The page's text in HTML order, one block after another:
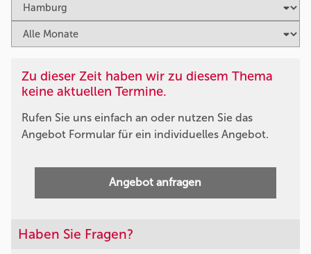
Zu dieser Zeit haben wir zu diesem Thema
keine aktuellen Termine.
Rufen Sie uns einfach an oder nutzen Sie das
Angebot Formular für ein individuelles Angebot.
Angebot anfragen
Haben Sie Fragen?